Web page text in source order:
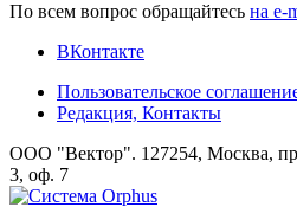
По всем вопрос обращайтесь на e-
ВКонтакте
Пользовательское
Редакция, Контакты
ООО "Вектор". 127254, Москва,
3, оф. 7